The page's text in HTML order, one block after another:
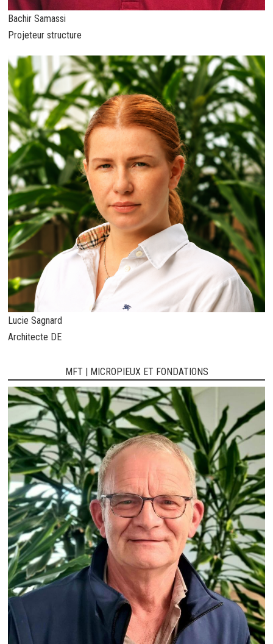
Bachir Samassi
Projeteur structure
Lucie Sagnard
Architecte DE
MFT | MICROPIEUX ET FONDATIONS